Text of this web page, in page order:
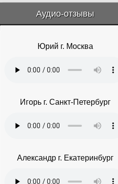
Аудио-отзывы
&amp;nbsp;
Юрий г. Москва
Игорь г. Санкт-Петербург
Александр г. Екатеринбург